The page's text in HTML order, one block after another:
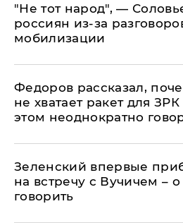
​"Не тот народ", —
россиян из-за
мобилизации
Федоров рассказал,
не хватает ракет для
этом неоднократно
Зеленский впервые
на встречу с Вучичем –
говорить